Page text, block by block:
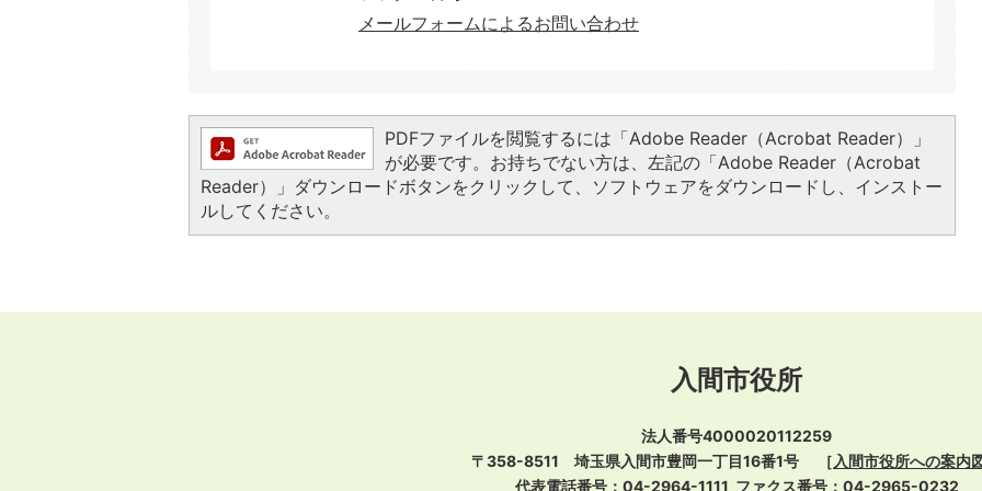
メールフォームによるお問い合わせ
PDFファイルを閲覧するには「Adobe Reader（Acrobat Reader）」
が必要です。お持ちでない方は、左記の「Adobe Reader（Acrobat
Reader）」ダウンロードボタンをクリックして、ソフトウェアをダウンロードし、インストー
ルしてください。
入間市役所
法人番号4000020112259
〒358-8511 埼玉県入間市豊岡一丁目16番1号
［ 入間市役所への案内
代表電話番号：04-2964-1111 ファクス番号：04-2965-0232